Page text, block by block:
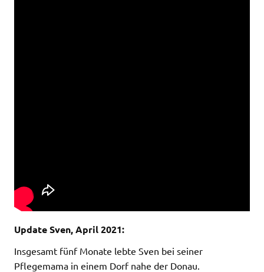
Update Sven, April 2021:
Insgesamt fünf Monate lebte Sven bei seiner
Pflegemama in einem Dorf nahe der Donau.